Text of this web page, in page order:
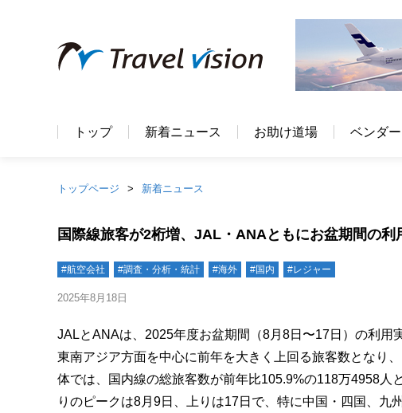
トップ 新着ニュース お助け道場 ベンダ
トップページ 新着ニュース
国際線旅客が2桁増、JAL・ANAともにお盆期間の利
#航空会社 #調査・分析・統計 #海外 #国内 #レジャー
2025年8月18日
JALとANAは、2025年度お盆期間（8月8日〜17日）の利用
東南アジア方面を中心に前年を大きく上回る旅客数となり
体では、国内線の総旅客数が前年比105.9%の118万4958
りのピークは8月9日、上りは17日で、特に中国・四国、